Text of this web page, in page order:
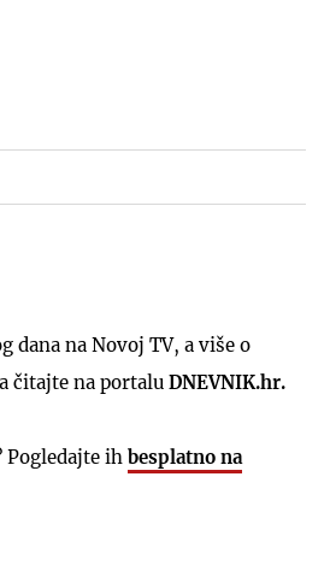
dana na Novoj TV, a više o
čitajte na portalu DNEVNIK.hr.
ih besplatno na